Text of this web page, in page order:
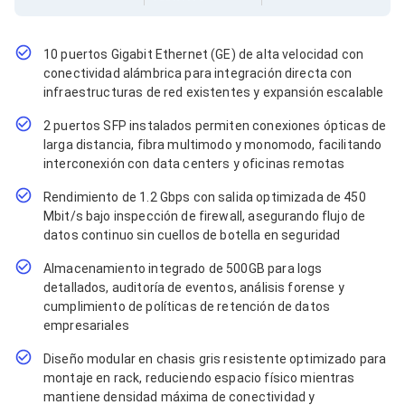
Jacks de Red
Conectores
Tapas y Cajas
Pinzas Ponchadoras
Probadores de Cable
Cortadoras de Cable
Protectores para Cables
Cables para Impresoras
Bobinas
Cableado Estructurado
Sujetadores de Cables
Cinchos
Adaptadores
Adaptadores PC
Adaptadores PC USB
Adaptadores PC Serial
Adaptadores PC SATA
Adaptadores PC IDE
Adaptadores PC Teclado
10 puertos Gigabit Ethernet (GE) de alta velocidad con
conectividad alámbrica para integración directa con
infraestructuras de red existentes y expansión escalable
2 puertos SFP instalados permiten conexiones ópticas de
larga distancia, fibra multimodo y monomodo, facilitando
interconexión con data centers y oficinas remotas
Rendimiento de 1.2 Gbps con salida optimizada de 450
Mbit/s bajo inspección de firewall, asegurando flujo de
datos continuo sin cuellos de botella en seguridad
Almacenamiento integrado de 500GB para logs
detallados, auditoría de eventos, análisis forense y
cumplimiento de políticas de retención de datos
empresariales
Diseño modular en chasis gris resistente optimizado para
montaje en rack, reduciendo espacio físico mientras
mantiene densidad máxima de conectividad y